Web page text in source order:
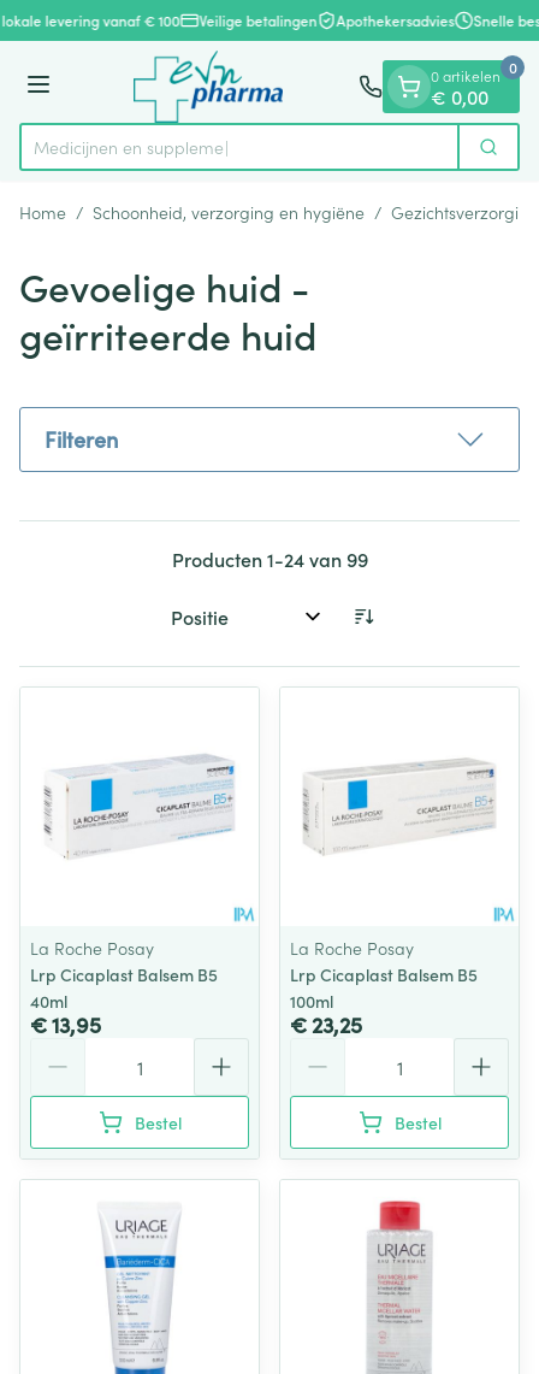
Ga naar de inhoud
1 van 1
levering vanaf € 100 Veilige betalingen Apothekersadvies Snelle
Menu
Product, merk, categorie...
Medi Zoek
0 artikelen
€ 0,00
0
Home / Schoonheid, verzorging en hygiëne / Gezichtsverzorging
Gevoelige huid -
geïrriteerde huid
Filteren
Producten1-24van99
Sorteer op:
La Roche Posay
Lrp Cicaplast Balsem B5
40ml
€ 13,95
Bestel
La Roche Posay
Lrp Cicaplast Balsem B5
100ml
€ 23,25
Bestel